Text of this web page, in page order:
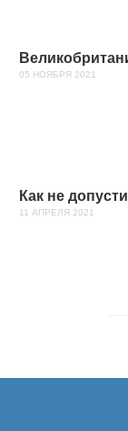
05 НОЯБРЯ 2021
Как не
11 АПРЕЛЯ 2021